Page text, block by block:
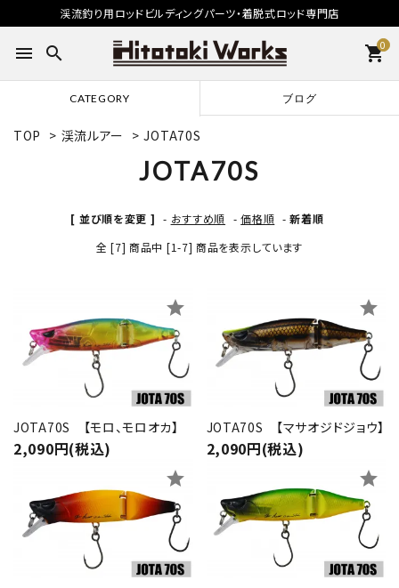
渓流釣り用ロッドビルディングパーツ・着脱式ロッド専門店
menu search 0
shopping_cart
CATEGORY ブログ
TOP > 渓流ルアー > JOTA70S
JOTA70S
[ 並び順を変更 ] - おすすめ順 -価格順 -新着順
全 [7] 商品中 [1-7] 商品を表示しています
JOTA70S 【モロ、モロオカ】
2,090円(税込)
star
JOTA70S 【マサオジドジョウ】
2,090円(税込)
star
star star